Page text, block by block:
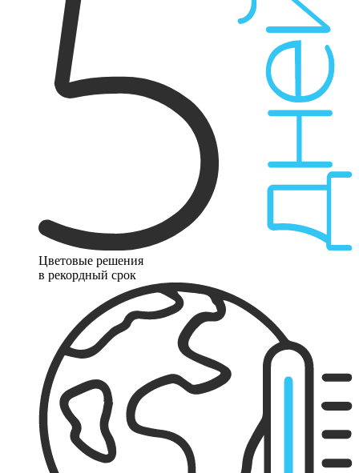
Цветовые решения
в рекордный срок